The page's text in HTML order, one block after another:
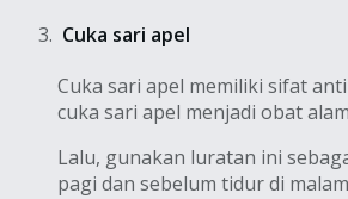
Cuka sari apel
Cuka sari apel memiliki sifat
cuka sari apel menjadi obat
Lalu, gunakan luratan ini
pagi dan sebelum tidur di